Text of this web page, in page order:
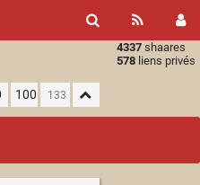
4337 shaares
578 liens privés
100